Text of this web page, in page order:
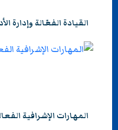
القيادة الفعّالة وإدارة
المهارات الإشرافية